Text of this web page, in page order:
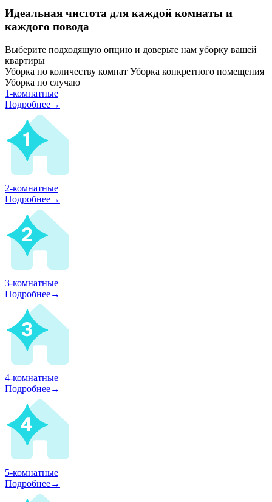
Идеальная чистота для каждой комнаты и
каждого повода
Выберите подходящую опцию и доверьте нам уборку вашей
квартиры
Уборка по количеству комнат Уборка конкретного помещения
Уборка по случаю
1-комнатные
Подробнее→
2-комнатные
Подробнее→
3-комнатные
Подробнее→
4-комнатные
Подробнее→
5-комнатные
Подробнее→